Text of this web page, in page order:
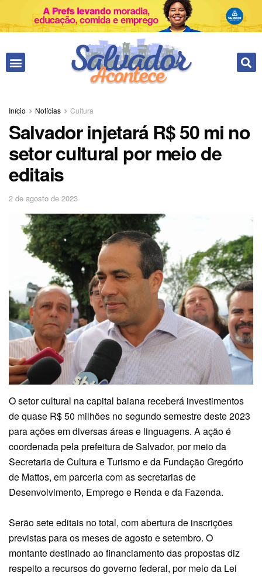
Início Notícias Cultura
Salvador injetará R$ 50 mi no
setor cultural por meio de
editais
2 de agosto de 2023
O setor cultural na capital baiana receberá investimentos
de quase R$ 50 milhões no segundo semestre deste 2023
para ações em diversas áreas e linguagens. A ação é
coordenada pela prefeitura de Salvador, por meio da
Secretaria de Cultura e Turismo e da Fundação Gregório
de Mattos, em parceria com as secretarias de
Desenvolvimento, Emprego e Renda e da Fazenda.
Serão sete editais no total, com abertura de inscrições
previstas para os meses de agosto e setembro. O
montante destinado ao financiamento das propostas diz
respeito a recursos do governo federal, por meio da Lei